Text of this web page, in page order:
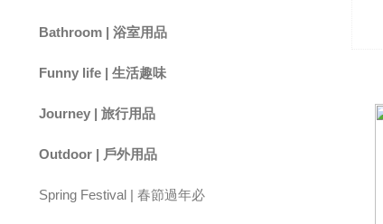
包包 | 化妝包
梳子 | 氣墊梳
摺疊鏡 | 化妝鏡 | 隨身鏡
髮圈 | 髮夾 | 髮帶 | 髮箍
Bathroom | 浴室用品
地墊 | 腳踏墊
毛巾 | 擦手巾
Funny life | 生活趣味
玩偶 | 吊飾
玩具 | 桌遊
文具 | 卡套
Journey | 旅行用品
收納包 | 行李袋
分裝瓶 | 旅行小物
行李秤 | 束帶 | 吊牌 | 證件
Outdoor | 戶外用品
Spring Festival | 春節過年必